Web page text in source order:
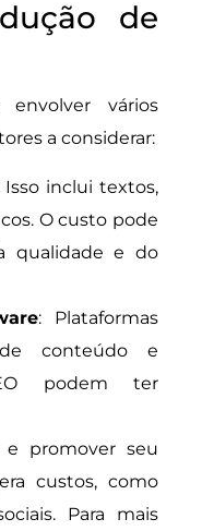
de
vários
a considerar:
Isso inclui textos,
O custo pode
qualidade e do
: Plataformas
conteúdo e
podem ter
e promover seu
custos, como
Para mais